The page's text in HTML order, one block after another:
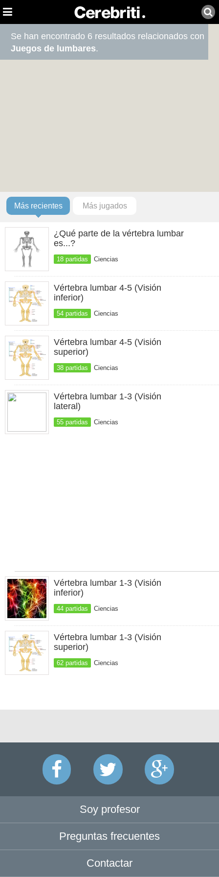
Se han encontrado 6 resultados relacionados con
Juegos de lumbares.
Más recientes Más jugados
¿Qué parte de la vértebra lumbar
es...?
18 partidas Ciencias
Vértebra lumbar 4-5 (Visión
inferior)
54 partidas Ciencias
Vértebra lumbar 4-5 (Visión
superior)
38 partidas Ciencias
Vértebra lumbar 1-3 (Visión
lateral)
55 partidas Ciencias
Vértebra lumbar 1-3 (Visión
inferior)
44 partidas Ciencias
Vértebra lumbar 1-3 (Visión
superior)
62 partidas Ciencias
Soy profesor
Preguntas frecuentes
Contactar